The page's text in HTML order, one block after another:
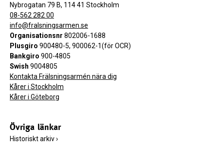
Nybrogatan 79 B, 114 41 Stockholm
08-562 282 00
info@fralsningsarmen.se
Organisationsnr 802006-1688
Plusgiro 900480-5, 900062-1(för OCR)
Bankgiro 900-4805
Swish 9004805
Kontakta Frälsningsarmén nära dig
Kårer i Stockholm
Kårer i Göteborg
Övriga länkar
Historiskt arkiv›